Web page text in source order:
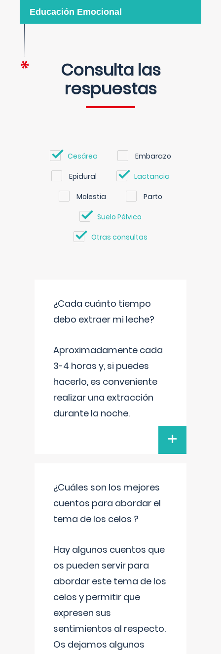
Educación Emocional
Consulta las
respuestas
Cesárea Embarazo
Epidural Lactancia
Molestia Parto
Suelo Pélvico
Otras consultas
¿Cada cuánto tiempo
debo extraer mi leche?
Aproximadamente cada
3-4 horas y, si puedes
hacerlo, es conveniente
realizar una extracción
durante la noche.
+
¿Cuáles son los mejores
cuentos para abordar el
tema de los celos ?
Hay algunos cuentos que
os pueden servir para
abordar este tema de los
celos y permitir que
expresen sus
sentimientos al respecto.
Os dejamos algunos